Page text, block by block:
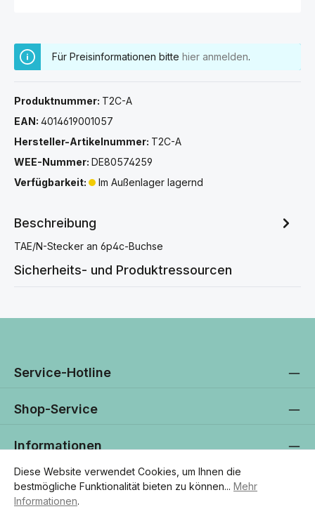
Für Preisinformationen bitte hier anmelden.
Produktnummer: T2C-A
EAN: 4014619001057
Hersteller-Artikelnummer: T2C-A
WEE-Nummer: DE80574259
Verfügbarkeit:
Im Außenlager lagernd
Beschreibung
TAE/N-Stecker an 6p4c-Buchse
Sicherheits- und Produktressourcen
Service-Hotline
Shop-Service
Informationen
Newsletter
Diese Website verwendet Cookies, um Ihnen die
bestmögliche Funktionalität bieten zu können... Mehr
Informationen.